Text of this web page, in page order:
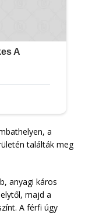
a
találták meg
anyagi káros
majd a
A férfi úgy